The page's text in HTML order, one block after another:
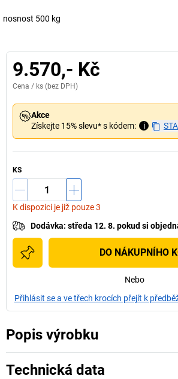
nosnost 500 kg
9.570,- Kč
Cena / ks (bez DPH)
Akce
Získejte 15% slevu* s kódem:
i
KS
K dispozici je již pouze 3
Dodávka: středa 12. 8. pokud si
DO NÁKUPNÍHO
Nebo
Přihlásit se a ve třech krocích přejít k
Popis výrobku
Technická data